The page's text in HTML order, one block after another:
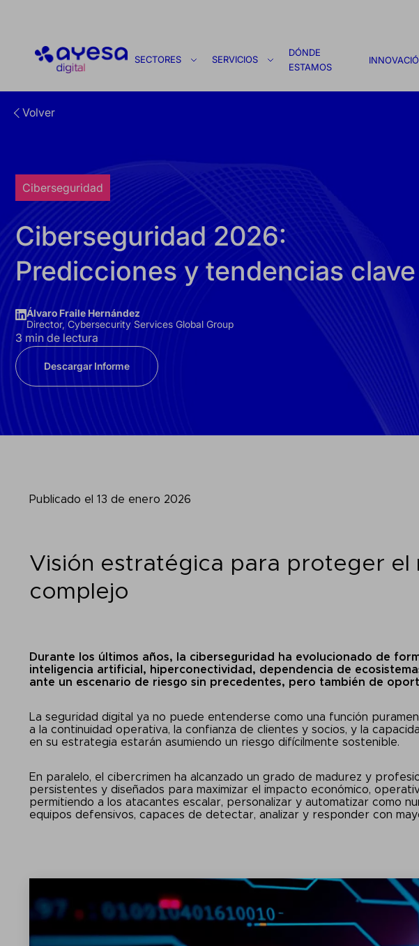
Ayesa
SECTORES SERVICIOS
DÓNDE
ESTAMOS
Volver
Ciberseguridad
Ciberseguridad 2026:
Predicciones y tendencias clave
Álvaro Fraile Hernández
Director, Cybersecurity Services Global Group
3 min de lectura
Descargar Informe
Publicado el 13 de enero 2026
Visión estratégica para proteger el
complejo
Durante los últimos años, la ciberseguridad ha evolucionado de
inteligencia artificial, hiperconectividad, dependencia de
ante un escenario de riesgo sin precedentes, pero también de
La seguridad digital ya no puede entenderse como una función
a la continuidad operativa, la confianza de clientes y socios, y la
en su estrategia estarán asumiendo un riesgo difícilmente sostenible.
En paralelo, el cibercrimen ha alcanzado un grado de madurez y
persistentes y diseñados para maximizar el impacto económico,
permitiendo a los atacantes escalar, personalizar y automatizar como
equipos defensivos, capaces de detectar, analizar y responder con